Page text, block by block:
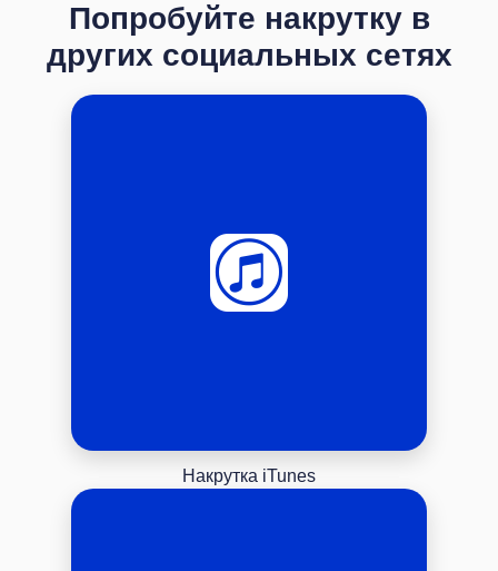
Попробуйте накрутку в
других социальных сетях
Накрутка iTunes